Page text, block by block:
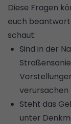
Diese Fragen
euch
schaut:
Sind in der
verursachen
Steht das
unter